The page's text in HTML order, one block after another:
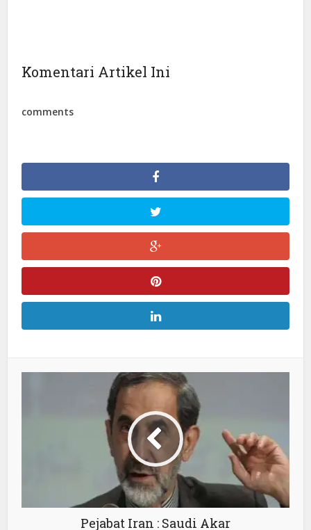
Komentari Artikel Ini
comments
Pejabat Iran : Saudi Akar